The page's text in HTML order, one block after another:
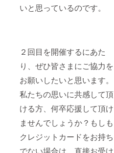
いと思っているのです。
２回目を開催するにあた
り、ぜひ皆さまにご協力を
お願いしたいと思います。
私たちの思いに共感して頂
ける方、何卒応援して頂け
ませんでしょうか？もしも
クレジットカードをお持ち